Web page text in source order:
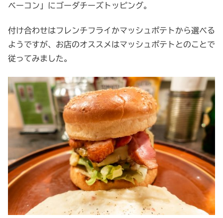
ベーコン」にゴーダチーズトッピング。
付け合わせはフレンチフライかマッシュポテトから選べる
ようですが、お店のオススメはマッシュポテトとのことで
従ってみました。